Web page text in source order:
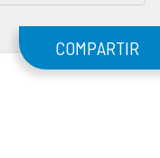
COMPARTIR